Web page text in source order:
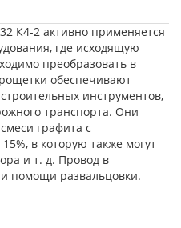
К4-2 активно применяется
где исходящую
преобразовать в
обеспечивают
инструментов,
транспорта. Они
графита с
в которую также могут
и т. д. Провод в
помощи развальцовки.